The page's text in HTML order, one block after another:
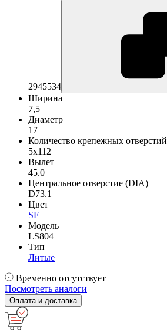
2945534
Ширина
7,5
Диаметр
17
Количество крепежных отверстий
5x112
Вылет
45.0
Центральное отверстие (DIA)
D73.1
Цвет
SF
Модель
LS804
Тип
Литые
Временно отсутствует
Посмотреть аналоги
Оплата и доставка